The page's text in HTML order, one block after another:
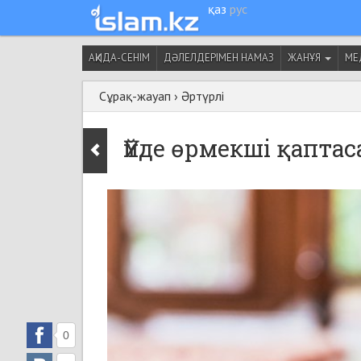
қаз рус
АҚИДА-СЕНІМ ДӘЛЕЛДЕРІМЕН НАМАЗ ЖАНҰЯ
Сұрақ-жауап › Әртүрлі
Үйде өрмекші
0